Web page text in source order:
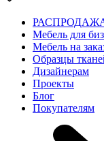
Мебель для
Мебель на
Образцы
Дизайнерам
Проекты
Блог
Покупателям